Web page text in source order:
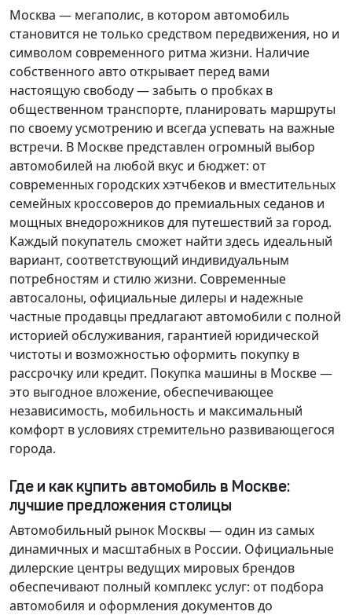
Москва — мегаполис, в котором автомобиль
становится не только средством передвижения, но и
символом современного ритма жизни. Наличие
собственного авто открывает перед вами
настоящую свободу — забыть о пробках в
общественном транспорте, планировать маршруты
по своему усмотрению и всегда успевать на важные
встречи. В Москве представлен огромный выбор
автомобилей на любой вкус и бюджет: от
современных городских хэтчбеков и вместительных
семейных кроссоверов до премиальных седанов и
мощных внедорожников для путешествий за город.
Каждый покупатель сможет найти здесь идеальный
вариант, соответствующий индивидуальным
потребностям и стилю жизни. Современные
автосалоны, официальные дилеры и надежные
частные продавцы предлагают автомобили с полной
историей обслуживания, гарантией юридической
чистоты и возможностью оформить покупку в
рассрочку или кредит. Покупка машины в Москве —
это выгодное вложение, обеспечивающее
независимость, мобильность и максимальный
комфорт в условиях стремительно развивающегося
города.
Где и как купить автомобиль в Москве:
лучшие предложения столицы
Автомобильный рынок Москвы — один из самых
динамичных и масштабных в России. Официальные
дилерские центры ведущих мировых брендов
обеспечивают полный комплекс услуг: от подбора
автомобиля и оформления документов до